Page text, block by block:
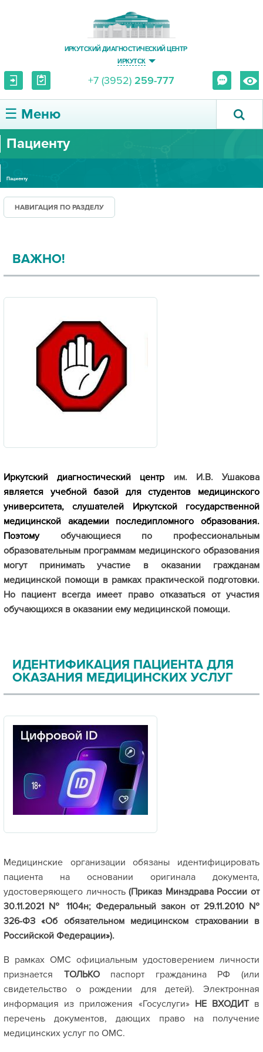
ИРКУТСКИЙ ДИАГНОСТИЧЕСКИЙ ЦЕНТР
ИРКУТСК
+7 (3952) 259-777
☰ Меню
О ЦЕНТРЕ
ПАЦИЕНТУ
ПРАВОВАЯ ИНФОРМАЦИЯ
Пациенту
Пациенту
НАВИГАЦИЯ ПО РАЗДЕЛУ
ВАЖНО!
Иркутский диагностический центр им. И.В. Ушакова
является учебной базой для студентов медицинского
университета, слушателей Иркутской государственной
медицинской академии последипломного образования.
Поэтому обучающиеся по профессиональным
образовательным программам медицинского образования
могут принимать участие в оказании гражданам
медицинской помощи в рамках практической подготовки.
Но пациент всегда имеет право отказаться от участия
обучающихся в оказании ему медицинской помощи.
ИДЕНТИФИКАЦИЯ ПАЦИЕНТА ДЛЯ
ОКАЗАНИЯ МЕДИЦИНСКИХ УСЛУГ
Медицинские организации обязаны идентифицировать
пациента на основании оригинала документа,
удостоверяющего личность(Приказ Минздрава России от
30.11.2021 № 1104н; Федеральный закон от 29.11.2010 №
326-ФЗ «Об обязательном медицинском страховании в
Российской Федерации»).
В рамках ОМС официальным удостоверением личности
признается ТОЛЬКОпаспорт гражданина РФ (или
свидетельство о рождении для детей). Электронная
информация из приложения «Госуслуги» НЕ ВХОДИТв
перечень документов, дающих право на получение
медицинских услуг по ОМС.